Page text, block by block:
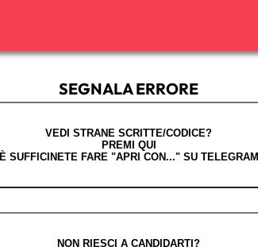
SEGNALA ERRORE
VEDI STRANE SCRITTE/CODICE?
PREMI QUI
È SUFFICINETE FARE "APRI CON..." SU TELEGRAM
NON RIESCI A CANDIDARTI?